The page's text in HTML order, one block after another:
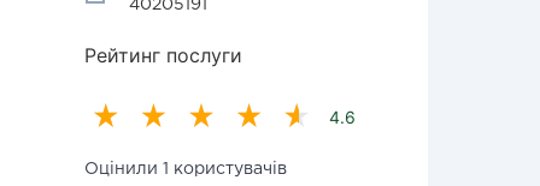
40205191
Рейтинг послуги
4.6
Оцінили 1 користувачів